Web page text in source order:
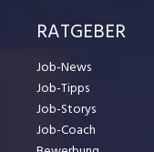
RATGEBER
Job-News
Job-Tipps
Job-Storys
Job-Coach